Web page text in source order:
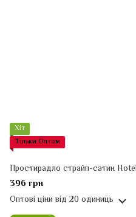
Хіт
Тільки Оптом
Простирадло страйп-сатин
396 грн
Оптові ціни від 20 одиниць